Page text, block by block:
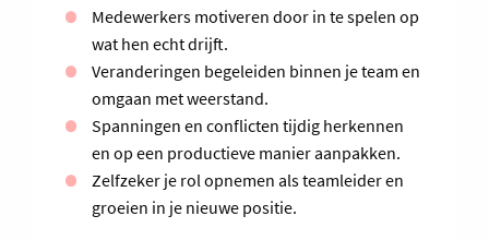
Medewerkers motiveren door in te spelen op
wat hen echt drijft.
Veranderingen begeleiden binnen je team en
omgaan met weerstand.
Spanningen en conflicten tijdig herkennen
en op een productieve manier aanpakken.
Zelfzeker je rol opnemen als teamleider en
groeien in je nieuwe positie.